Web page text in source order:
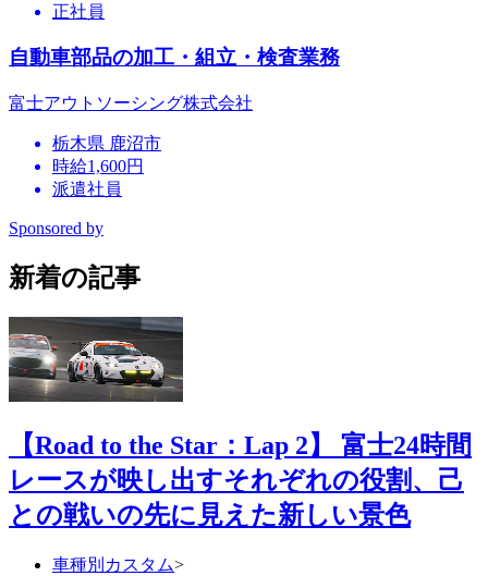
正社員
自動車部品の加工・組立・検査業務
富士アウトソーシング株式会社
栃木県 鹿沼市
時給1,600円
派遣社員
Sponsored by
新着の記事
【Road to the Star：Lap 2】 富士24時間
レースが映し出すそれぞれの役割、己
との戦いの先に見えた新しい景色
車種別カスタム>